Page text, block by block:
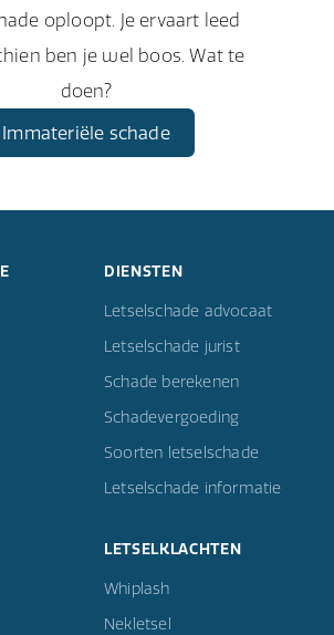
oploopt. Je ervaart leed
ben je wel boos. Wat te
doen?
Immateriële schade
DIENSTEN
Letselschade advocaat
Letselschade jurist
Schade berekenen
Schadevergoeding
Soorten letselschade
Letselschade informatie
LETSELKLACHTEN
Whiplash
Nekletsel